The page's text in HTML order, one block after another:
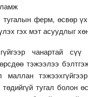
ферм, өсвөр
гэх мэт асуудлыг
чанартай
тэжээлээ
тугал болон